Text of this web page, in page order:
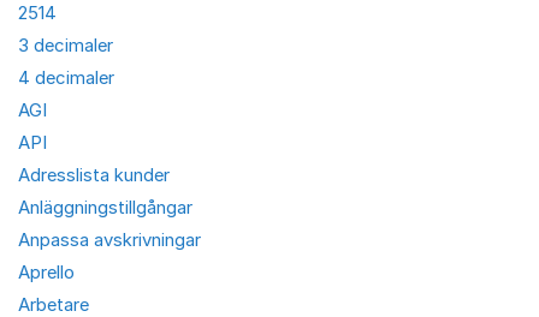
2514
3 decimaler
4 decimaler
AGI
API
Adresslista kunder
Anläggningstillgångar
Anpassa avskrivningar
Aprello
Arbetare